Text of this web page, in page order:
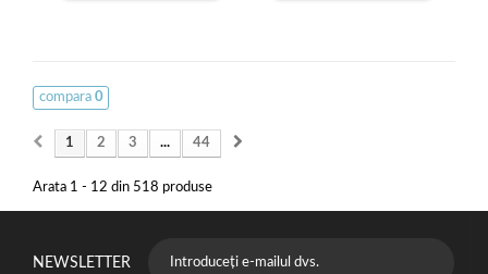
compara 0
1 2 3 ... 44
Arata 1 - 12 din 518 produse
NEWSLETTER